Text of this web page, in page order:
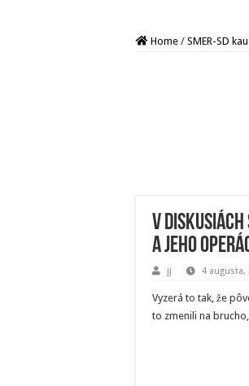
Home / SMER-SD
V
a jeho
jj 4 augusta,
Vyzerá to tak, že
to zmenili na